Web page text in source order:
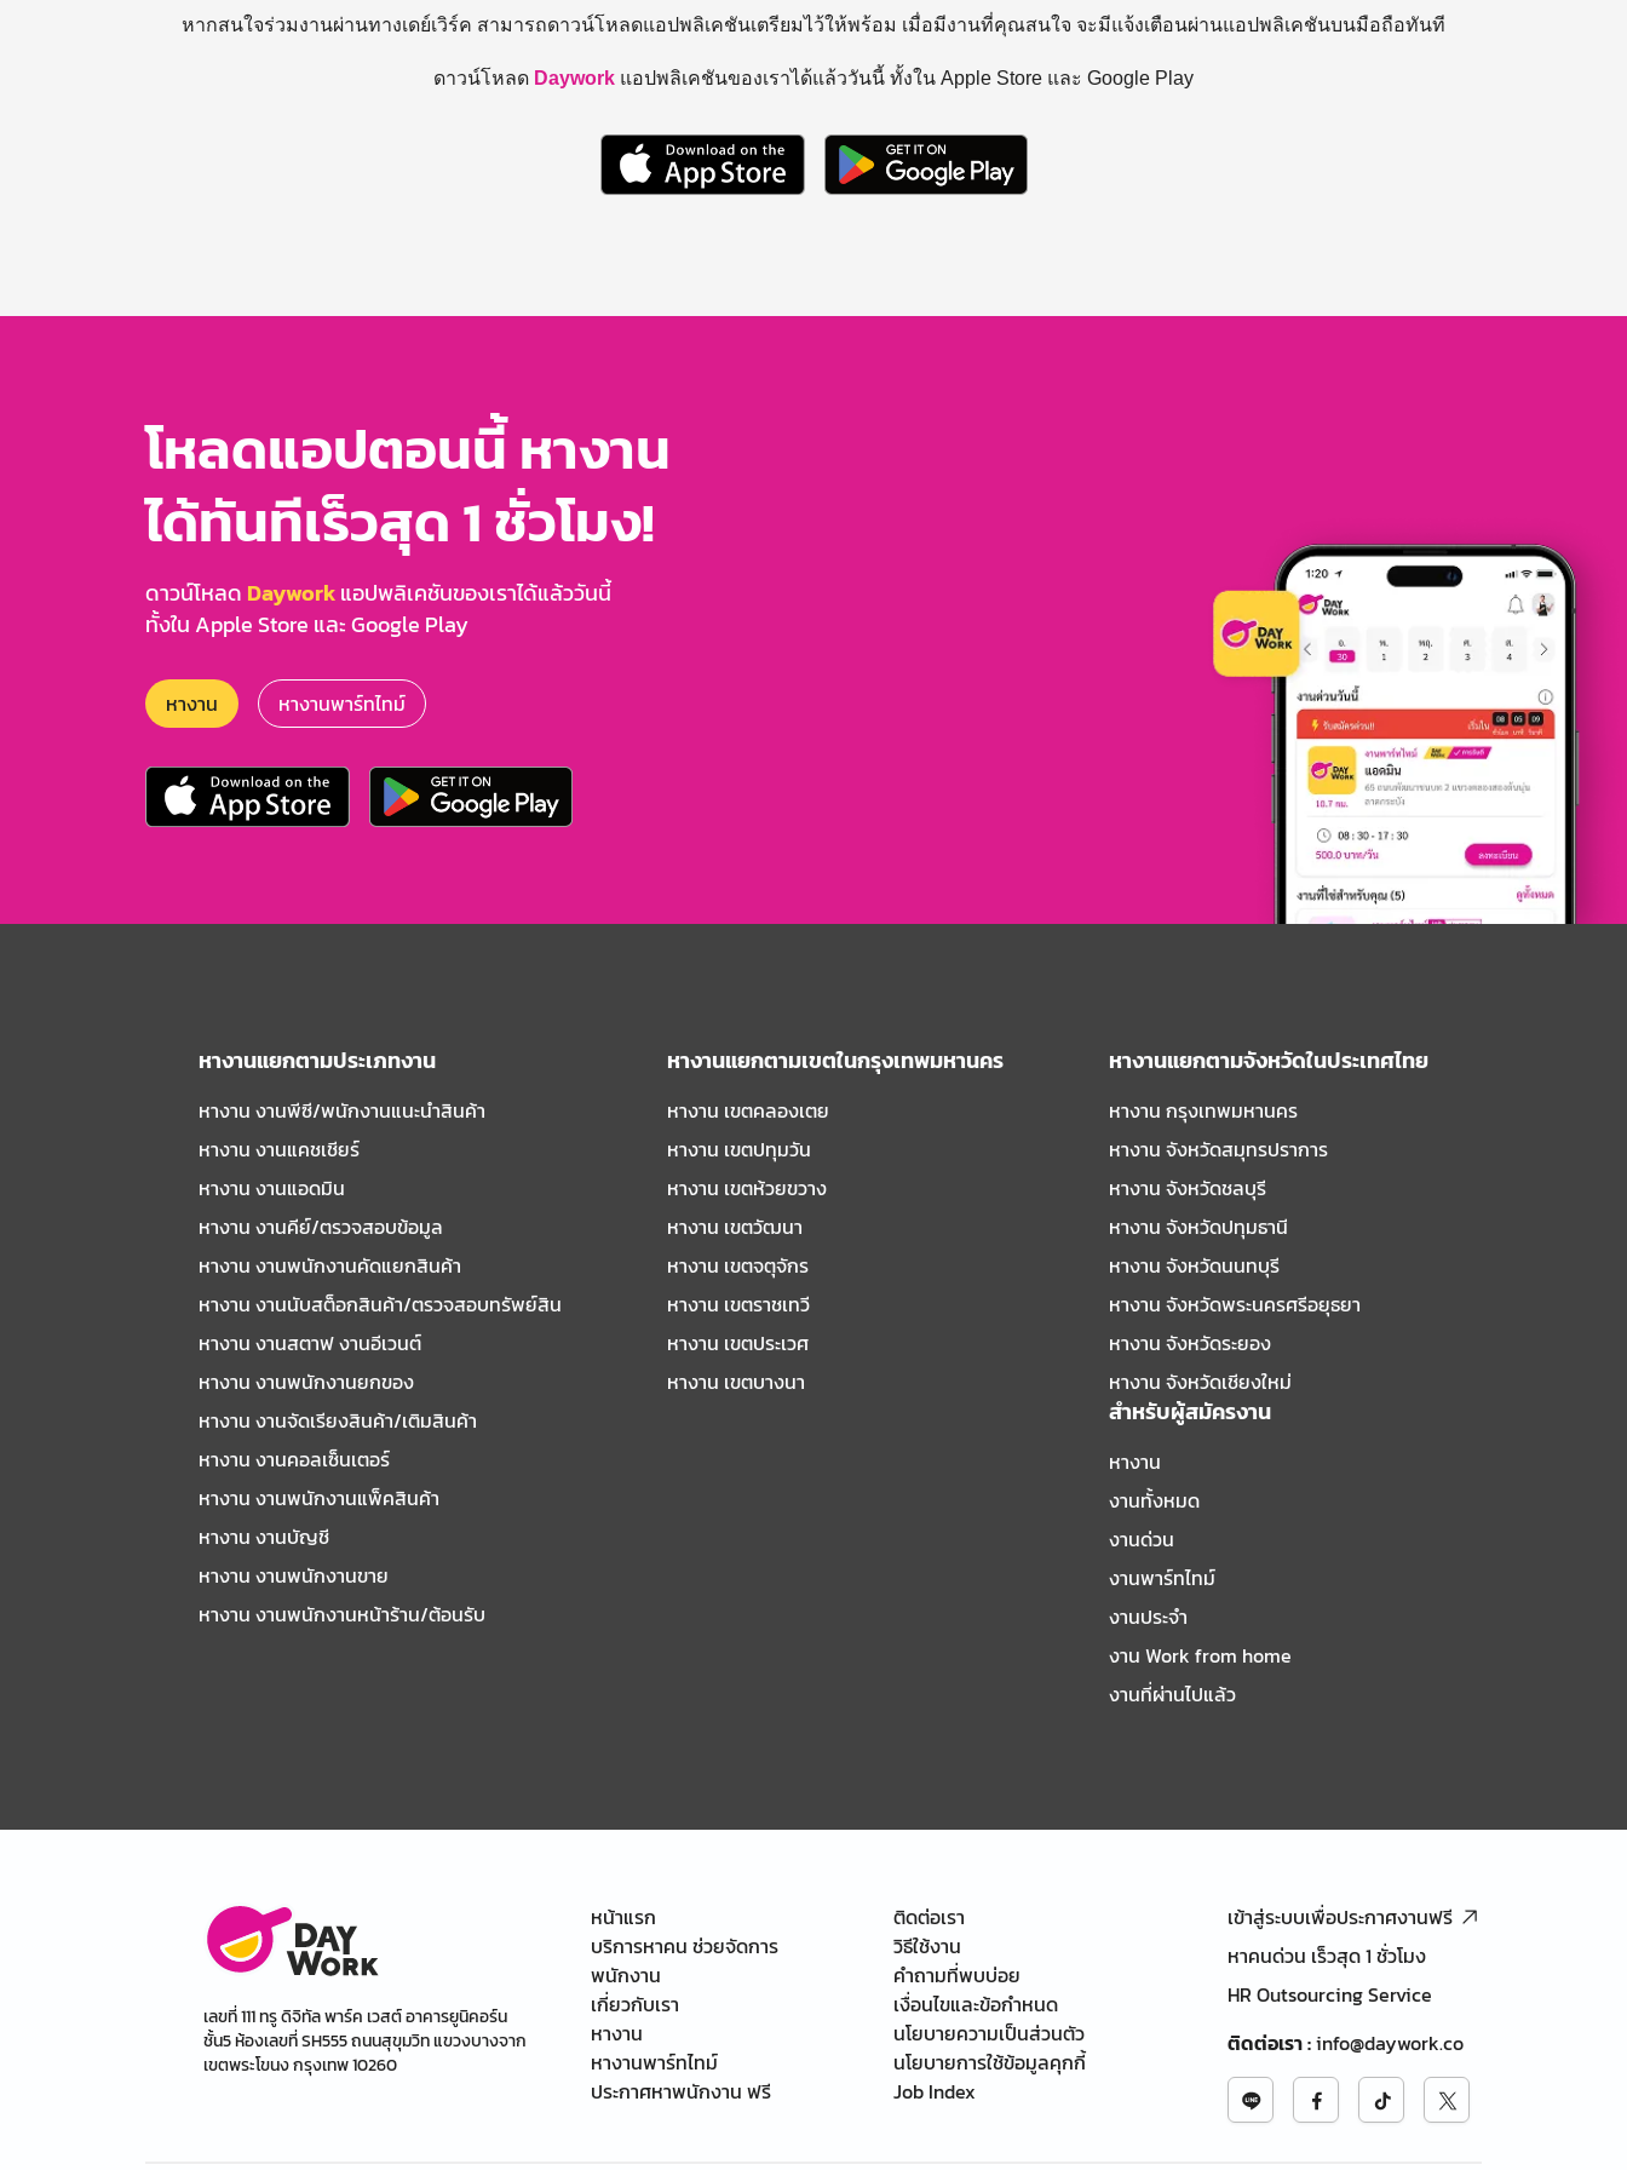
หากสนใจร่วมงานผ่านทางเดย์เวิร์ค สามารถดาวน์โหลดแอปพลิเคชันเตรียมไว้ให้พร้อม เมื่อมีงานที่คุณสนใจ จะมีแจ้งเตือนผ่านแอปพลิเคชันบนมือถือทันที
ดาวน์โหลด Daywork แอปพลิเคชันของเราได้แล้ววันนี้ ทั้งใน Apple Store และ Google Play
โหลดแอปตอนนี้ หางาน
ได้ทันทีเร็วสุด 1 ชั่วโมง!
ดาวน์โหลด Dayworkแอปพลิเคชันของเราได้แล้ววันนี้
ทั้งใน Apple Store และ Google Play
หางาน หางานพาร์ทไทม์
หางานแยกตามประเภทงาน
หางาน งานพีซี/พนักงานแนะนําสินค้า
หางาน งานแคชเชียร์
หางาน งานแอดมิน
หางาน งานคีย์/ตรวจสอบข้อมูล
หางาน งานพนักงานคัดแยกสินค้า
หางาน งานนับสต็อกสินค้า/ตรวจสอบทรัพย์สิน
หางาน งานสตาฟ งานอีเวนต์
หางาน งานพนักงานยกของ
หางาน งานจัดเรียงสินค้า/เติมสินค้า
หางาน งานคอลเซ็นเตอร์
หางาน งานพนักงานแพ็คสินค้า
หางาน งานบัญชี
หางาน งานพนักงานขาย
หางาน งานพนักงานหน้าร้าน/ต้อนรับ
หางานแยกตามเขตในกรุงเทพมหานคร
หางาน เขตคลองเตย
หางาน เขตปทุมวัน
หางาน เขตห้วยขวาง
หางาน เขตวัฒนา
หางาน เขตจตุจักร
หางาน เขตราชเทวี
หางาน เขตประเวศ
หางาน เขตบางนา
หางานแยกตามจังหวัดในประเทศไทย
หางาน กรุงเทพมหานคร
หางาน จังหวัดสมุทรปราการ
หางาน จังหวัดชลบุรี
หางาน จังหวัดปทุมธานี
หางาน จังหวัดนนทบุรี
หางาน จังหวัดพระนครศรีอยุธยา
หางาน จังหวัดระยอง
หางาน จังหวัดเชียงใหม่
สำหรับผู้สมัครงาน
หางาน
งานทั้งหมด
งานด่วน
งานพาร์ทไทม์
งานประจำ
งาน Work from home
งานที่ผ่านไปแล้ว
เลขที่ 111 ทรู ดิจิทัล พาร์ค เวสต์ อาคารยูนิคอร์น
ชั้น5 ห้องเลขที่ SH555 ถนนสุขุมวิท แขวงบางจาก
เขตพระโขนง กรุงเทพ 10260
หน้าแรก
บริการหาคน ช่วยจัดการ
พนักงาน
เกี่ยวกับเรา
หางาน
หางานพาร์ทไทม์
ประกาศหาพนักงาน ฟรี
ติดต่อเรา
วิธีใช้งาน
คำถามที่พบบ่อย
เงื่อนไขและข้อกำหนด
นโยบายความเป็นส่วนตัว
นโยบายการใช้ข้อมูลคุกกี้
Job Index
เข้าสู่ระบบเพื่อประกาศงานฟรี
หาคนด่วน เร็วสุด 1 ชั่วโมง
HR Outsourcing Service
ติดต่อเรา:info@daywork.co